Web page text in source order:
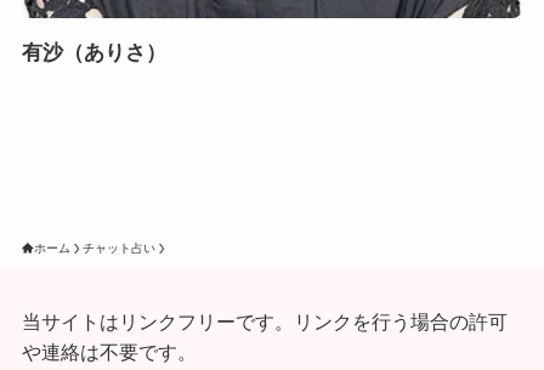
有沙（ありさ）
ホーム チャット占い
当サイトはリンクフリーです。リンクを行う場合の許可
や連絡は不要です。